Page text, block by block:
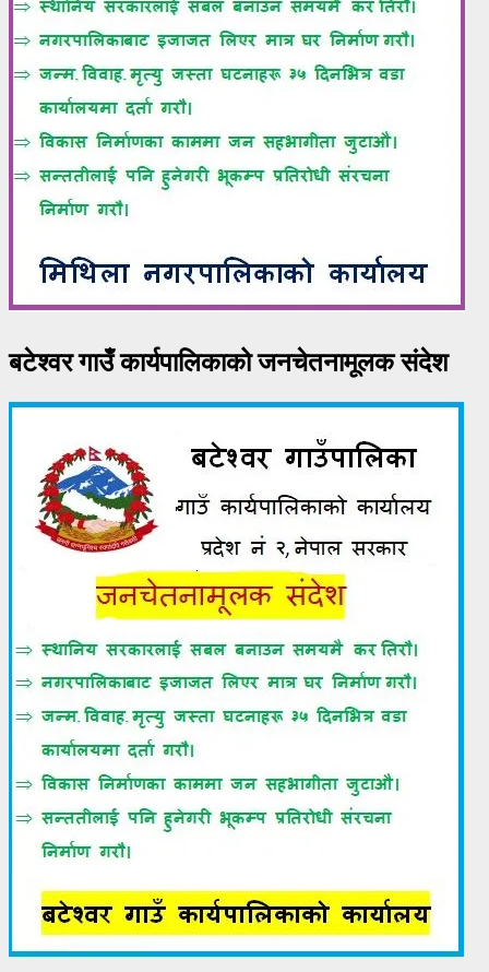
बटेश्वर गाउँ कार्यपालिकाको जनचेतनामूलक संदेश